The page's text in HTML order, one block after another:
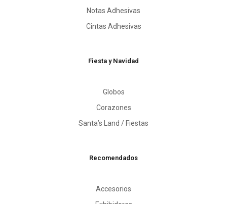
Notas Adhesivas
Cintas Adhesivas
Fiesta y Navidad
Globos
Corazones
Santa’s Land / Fiestas
Recomendados
Accesorios